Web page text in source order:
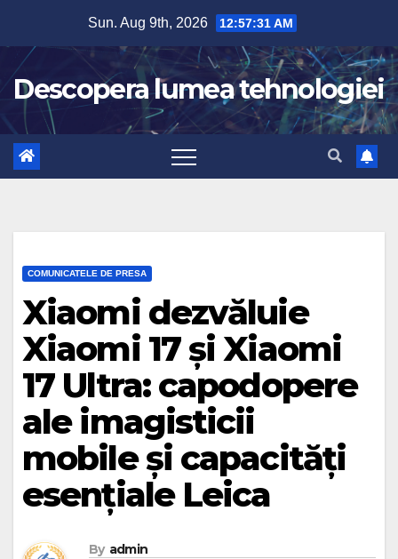
content
Sun. Aug 9th, 2026 12:57:32 AM
Descopera lumea tehnologiei
COMUNICATELE DE PRESA
Xiaomi dezvăluie
Xiaomi 17 și Xiaomi
17 Ultra: capodopere
ale imagisticii
mobile și capacități
esențiale Leica
By admin